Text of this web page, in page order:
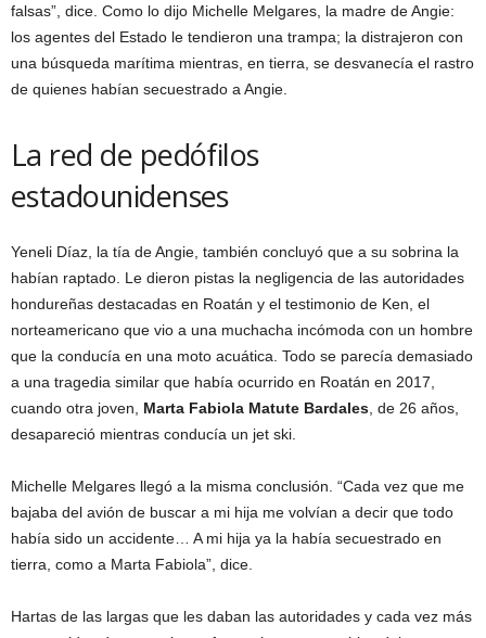
falsas”, dice. Como lo dijo Michelle Melgares, la madre de Angie:
los agentes del Estado le tendieron una trampa; la distrajeron con
una búsqueda marítima mientras, en tierra, se desvanecía el rastro
de quienes habían secuestrado a Angie.
La red de pedófilos
estadounidenses
Yeneli Díaz, la tía de Angie, también concluyó que a su sobrina la
habían raptado. Le dieron pistas la negligencia de las autoridades
hondureñas destacadas en Roatán y el testimonio de Ken, el
norteamericano que vio a una muchacha incómoda con un hombre
que la conducía en una moto acuática. Todo se parecía demasiado
a una tragedia similar que había ocurrido en Roatán en 2017,
cuando otra joven, Marta Fabiola Matute Bardales , de 26 años,
desapareció mientras conducía un jet ski.
Michelle Melgares llegó a la misma conclusión. “Cada vez que me
bajaba del avión de buscar a mi hija me volvían a decir que todo
había sido un accidente… A mi hija ya la había secuestrado en
tierra, como a Marta Fabiola”, dice.
Hartas de las largas que les daban las autoridades y cada vez más